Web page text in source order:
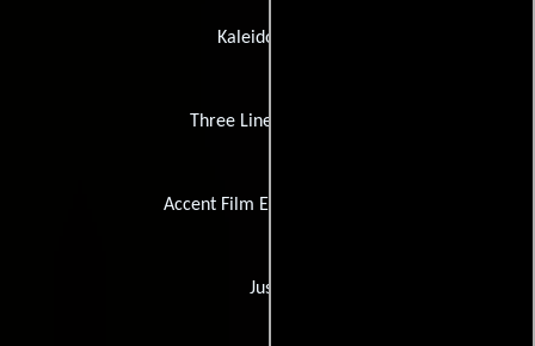
Kaleidoscope
Three Lines Pictures
Accent Film Entertainment
Justy